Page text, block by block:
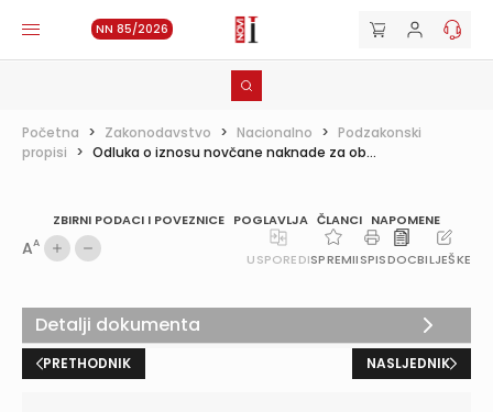
NN 85/2026
Početna > Zakonodavstvo > Nacionalno > Podzakonski
propisi > Odluka o iznosu novčane naknade za ob...
ZBIRNI PODACI I POVEZNICE POGLAVLJA ČLANCI NAPOMENE
AA
USPOREDISPREMIISPISDOCBILJEŠKE
PRETHODNIK NASLJEDNIK
Detalji dokumenta